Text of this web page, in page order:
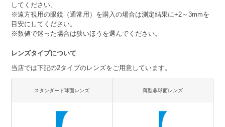
してください。
※遠方視用の眼鏡（通常用）を購入の場合は測定結果に+2～3mmを
目安にしてください。
※数値で迷った場合は狭いほうを選んでください。
レンズタイプについて
当店では下記の2タイプのレンズをご用意しています。
スタンダード球面レンズ 薄型非球面レンズ